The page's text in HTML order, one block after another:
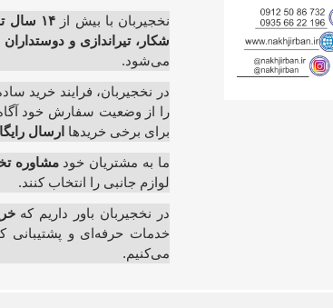
نخجیربان با بیش از ۱۴ سال تجربه عملی
شکار، تیراندازی و
می‌شود.
در نخجیربان، فرایند خرید
برای برخی خریدها ارسال
ما به مشتریان خود مشاوره
لوازم جانبی را انتخاب کنند.
در نخجیربان باور داریم که
خدمات حرفه‌ای و پشتیبانی
می‌کنیم.